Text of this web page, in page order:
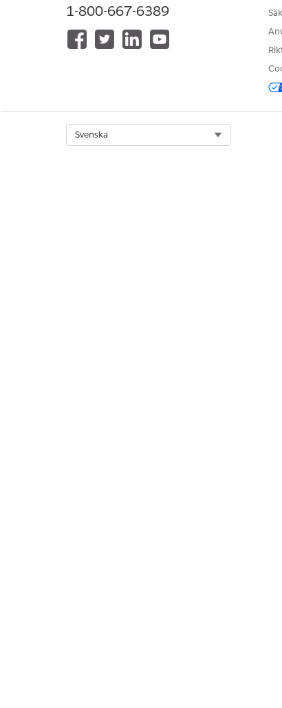
Vi
hjälpa din
Skapa en
information i dessa
de instansieras.
Skapa en måldefinition
1-800-667-6389
Svenska